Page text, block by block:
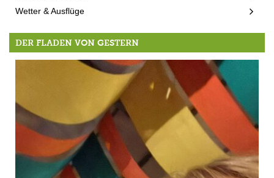
Wetter & Ausflüge
DER FLADEN VON GESTERN